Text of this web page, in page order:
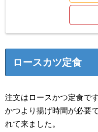
ロースカツ定食
注文はロースかつ定食で
かつより揚げ時間が必要
れて来ました。